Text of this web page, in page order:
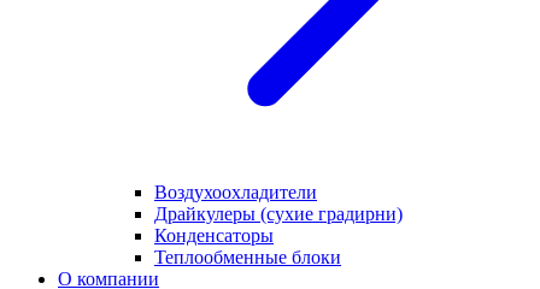
Воздухоохладители
Драйкулеры (сухие градирни)
Конденсаторы
Теплообменные блоки
О компании